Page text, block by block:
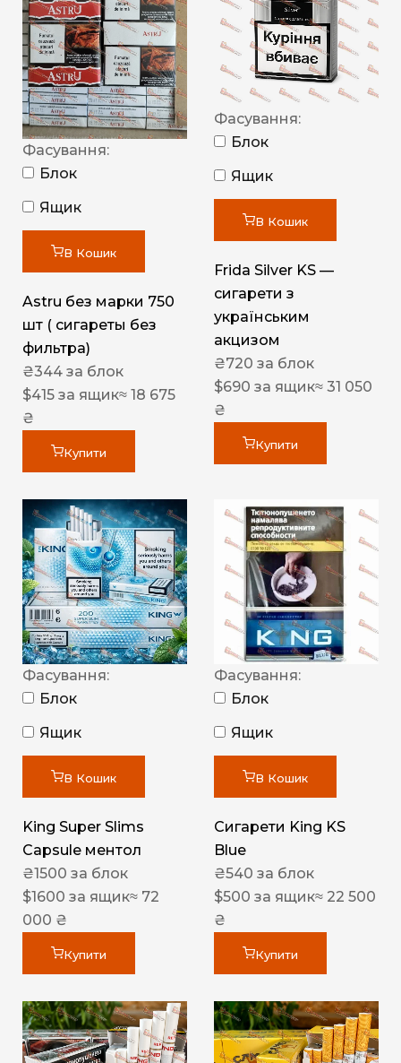
Фасування:
Блок
Ящик
В Кошик
Astru без марки 750
шт ( сигареты без
фильтра)
₴344 за блок
$415 за ящик≈ 18 675
₴
Купити
Фасування:
Блок
Ящик
В Кошик
Frida Silver KS —
сигарети з
українським
акцизом
₴720 за блок
$690 за ящик≈ 31 050
₴
Купити
Фасування:
Блок
Ящик
В Кошик
King Super Slims
Capsule ментол
₴1500 за блок
$1600 за ящик≈ 72
000 ₴
Купити
Фасування:
Блок
Ящик
В Кошик
Сигарети King KS
Blue
₴540 за блок
$500 за ящик≈ 22 500
₴
Купити